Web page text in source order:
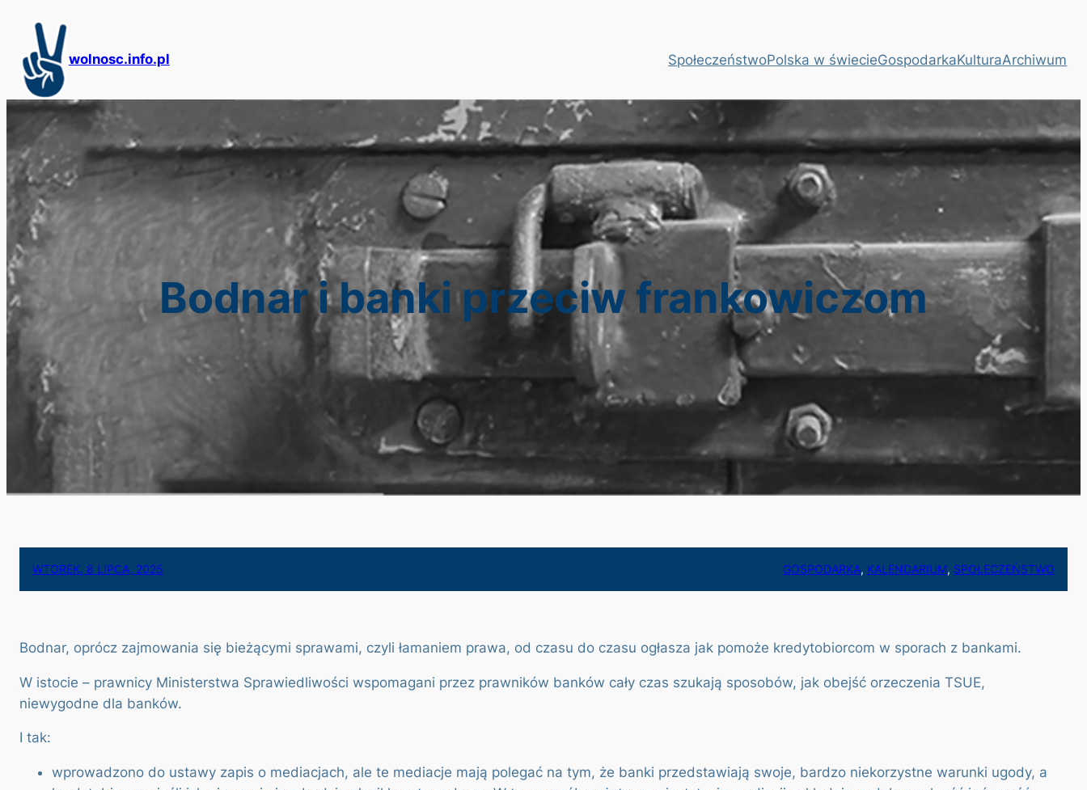
treści
wolnosc.info.pl SpołeczeństwoPolska w świecieGospodarkaKulturaArchiwum
Bodnar i banki przeciw frankowiczom
WTOREK, 8 LIPCA, 2025 GOSPODARKA, KALENDARIUM, SPOŁECZEŃSTWO
Bodnar, oprócz zajmowania się bieżącymi sprawami, czyli łamaniem prawa, od czasu do czasu ogłasza jak pomoże kredytobiorcom w sporach z bankami.
W istocie – prawnicy Ministerstwa Sprawiedliwości wspomagani przez prawników banków cały czas szukają sposobów, jak obejść orzeczenia TSUE,
niewygodne dla banków.
I tak:
wprowadzono do ustawy zapis o mediacjach, ale te mediacje mają polegać na tym, że banki przedstawiają swoje, bardzo niekorzystne warunki ugody, a